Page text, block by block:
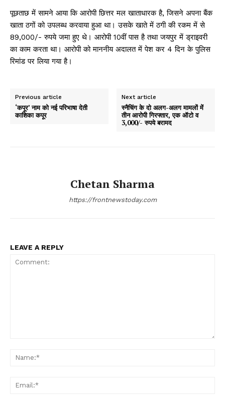
पूछताछ में सामने आया कि आरोपी छित्तर मल खाताधारक है, जिसने अपना बैंक
खाता ठगों को उपलब्ध करवाया हुआ था। उसके खाते में ठगी की रकम में से
89,000/- रुपये जमा हुए थे। आरोपी 10वीं पास है तथा जयपुर में ड्राइवरी
का काम करता था। आरोपी को माननीय अदालत में पेश कर 4 दिन के पुलिस
रिमांड पर लिया गया है।
Previous article
‘कपूर’ नाम को नई परिभाषा देती
काशिका कपूर
Next article
स्नैचिंग के दो अलग-अलग मामलों में
तीन आरोपी गिरफ्तार, एक ऑटो व
3,000/- रुपये बरामद
Chetan Sharma
https://frontnewstoday.com
LEAVE A REPLY